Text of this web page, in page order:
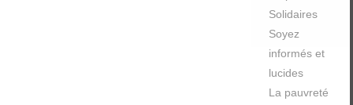
Solidaires
Soyez
informés et
lucides
La pauvreté